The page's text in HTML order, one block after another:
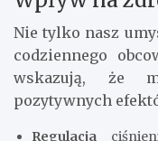
Nie tylko nasz
codziennego
wskazują, że
pozytywnych
Regulacja